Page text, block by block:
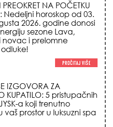
NA POČETKU
Nedeljni horoskop od 03.
2026. godine donosi
sezone Lava,
novac i prelomne
IZGOVORA ZA
KUPATILO: 5 pristupačnih
a koji trenutno
vaš prostor u luksuzni spa